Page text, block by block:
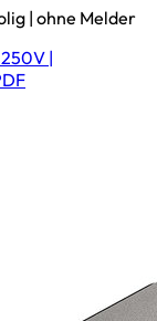
| ohne Melder
|